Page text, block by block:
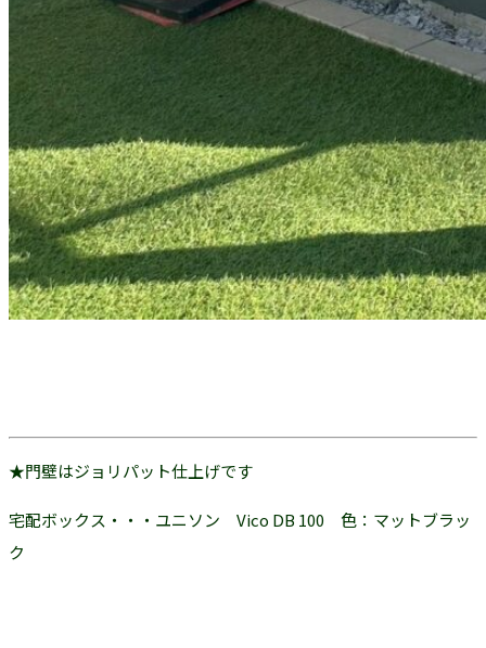
★門壁はジョリパット仕上げです
宅配ボックス・・・ユニソン Vico DB 100 色：マットブラッ
ク